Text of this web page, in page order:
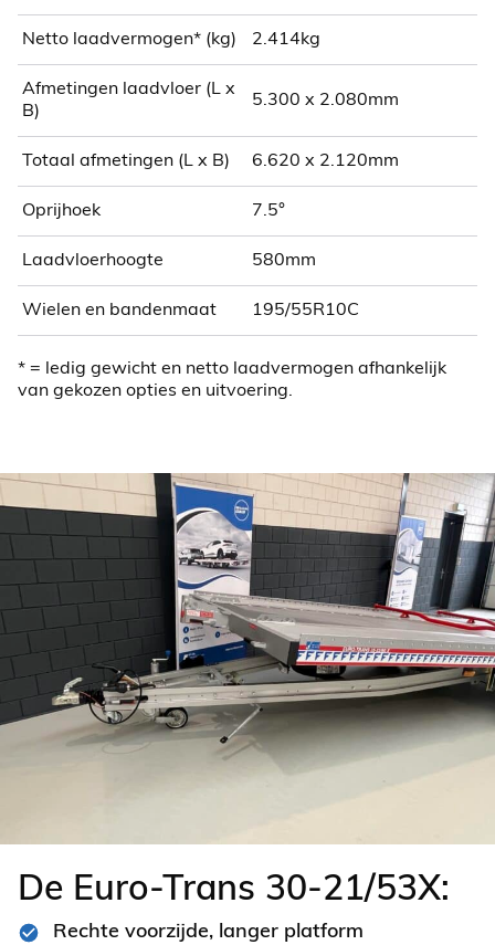
Netto laadvermogen* (kg) 2.414kg
Afmetingen laadvloer (L x
B)
5.300 x 2.080mm
Totaal afmetingen (L x B) 6.620 x 2.120mm
Oprijhoek 7.5°
Laadvloerhoogte 580mm
Wielen en bandenmaat 195/55R10C
* = ledig gewicht en netto laadvermogen afhankelijk
van gekozen opties en uitvoering.
De Euro-Trans 30-21/53X:
Rechte voorzijde, langer platform